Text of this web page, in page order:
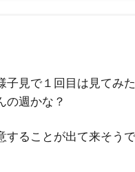
子見で１回目は見てみ
の週かな？
することが出て来そう